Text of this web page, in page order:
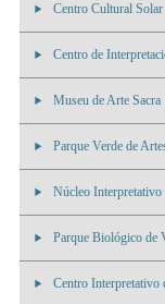
Centro Cultural
Centro de
Museu de Arte Sacra
Parque Verde de
Núcleo
Parque Biológico de
Centro Interpretativo